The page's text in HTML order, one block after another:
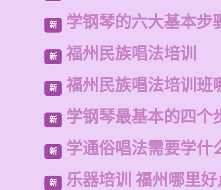
新 学钢琴的六大基本步
新 福州民族唱法培训
新 福州民族唱法培训班
新 学钢琴最基本的四个
新 学通俗唱法需要学什
新 乐器培训 福州哪里